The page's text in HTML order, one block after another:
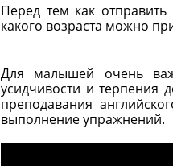
Перед тем как
какого возраста можно
Для малышей очень
усидчивости и терпения
преподавания
выполнение упражнений.